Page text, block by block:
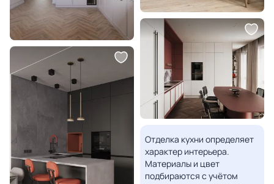
Отделка кухни определяет
характер интерьера.
Материалы и цвет
подбираются с учётом